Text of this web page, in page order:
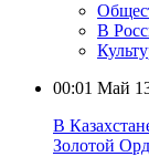
В
00:01 Май
В
Золотой